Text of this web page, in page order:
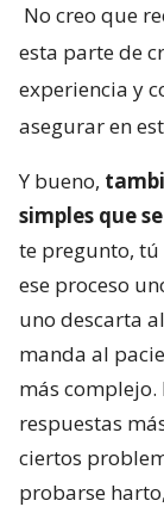
No creo que
esta parte de
experiencia y
asegurar en
Y bueno,
simples que
te pregunto, tú
ese proceso
uno descarta
manda al
más complejo.
respuestas
ciertos
probarse